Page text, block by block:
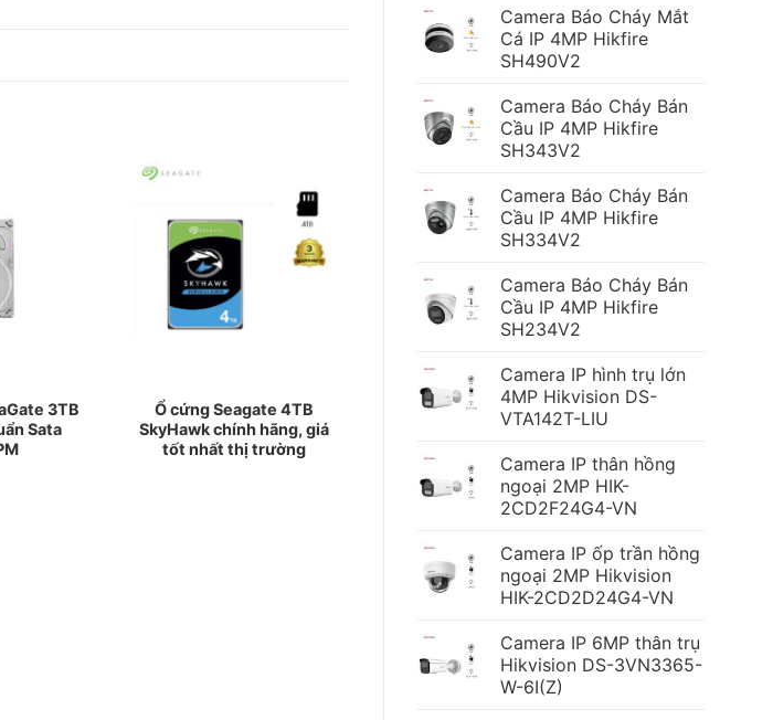
Camera Báo Cháy Mắt
Cá IP 4MP Hikfire
SH490V2
Camera Báo Cháy Bán
Cầu IP 4MP Hikfire
SH343V2
Camera Báo Cháy Bán
Cầu IP 4MP Hikfire
SH334V2
Camera Báo Cháy Bán
Cầu IP 4MP Hikfire
SH234V2
Camera IP hình trụ lớn
4MP Hikvision DS-
VTA142T-LIU
Camera IP thân hồng
ngoại 2MP HIK-
2CD2F24G4-VN
Camera IP ốp trần hồng
ngoại 2MP Hikvision
HIK-2CD2D24G4-VN
Camera IP 6MP thân trụ
Hikvision DS-3VN3365-
W-6I(Z)
3TB
Sata
Ổ cứng Seagate 4TB
SkyHawk chính hãng, giá
tốt nhất thị trường